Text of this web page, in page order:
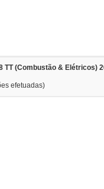
TT (Combustão & Elétricos)
efetuadas)